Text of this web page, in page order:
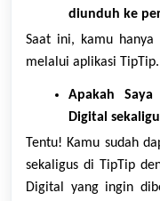
diunduh ke
Saat ini, kamu
melalui aplikasi TipTip.
Apakah
Digital
Tentu! Kamu sudah
sekaligus di TipTip
Digital yang ingin